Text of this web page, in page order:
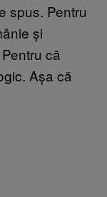
spus. Pentru
și
că
Așa că